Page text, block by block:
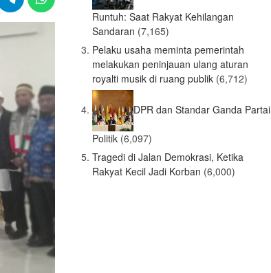
Runtuh: Saat Rakyat Kehilangan
Sandaran (7,165)
Pelaku usaha meminta pemerintah
melakukan peninjauan ulang aturan
royalti musik di ruang publik (6,712)
DPR dan Standar Ganda Partai
Politik (6,097)
Tragedi di Jalan Demokrasi, Ketika
Rakyat Kecil Jadi Korban (6,000)